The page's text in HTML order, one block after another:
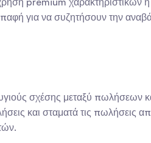
για να συζητήσουν την
σχέσης μεταξύ
και σταματά τις